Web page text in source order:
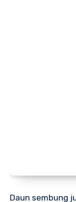
Daun sembung